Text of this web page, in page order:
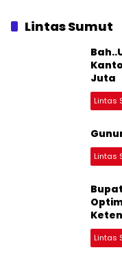
Lintas Sumut
Bah..Untuk
Juta
Lintas
Lintas
Lintas